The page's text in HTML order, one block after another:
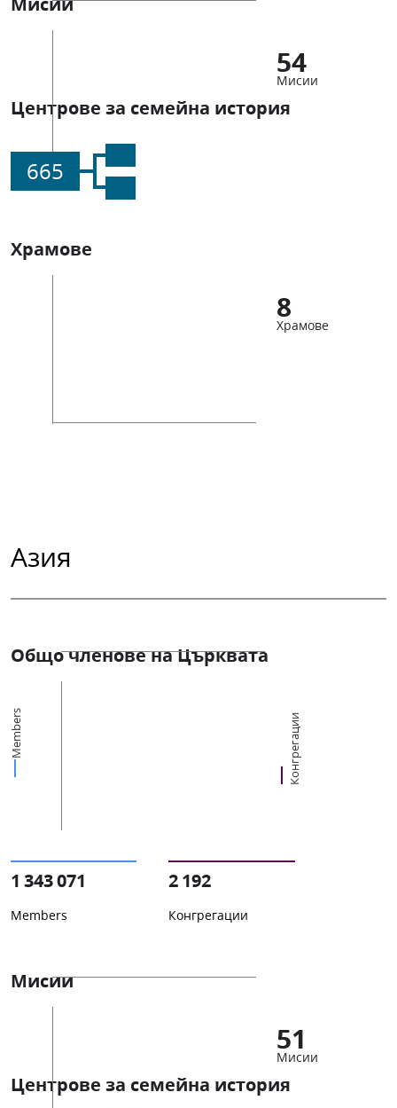
54
Мисии
Центрове за семейна история
665
Храмове
8
Храмове
Азия
Общо членове на Църквата
Members Конгрегации
1 343 071
Members
2 192
Конгрегации
Мисии
51
Мисии
Центрове за семейна история